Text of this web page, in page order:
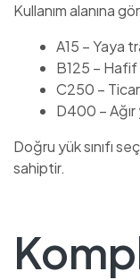
Kullanım alanına
A15 – Yaya
B125 –
C250 –
D400 – Ağır
Doğru yük sınıfı
sahiptir.